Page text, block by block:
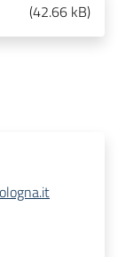
(42.66 kB)